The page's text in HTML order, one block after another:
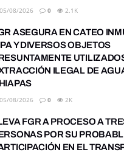
05/08/2026 0 2.1K
ASEGURA EN CATEO
Y DIVERSOS OBJETOS
ILEGAL DE
05/08/2026 0 2K
FGR A PROCESO A
POR SU
EN EL